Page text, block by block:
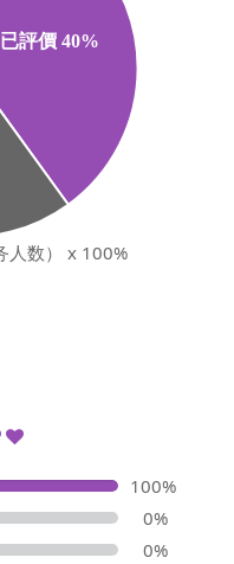
人数） x 100%
100%
0%
0%